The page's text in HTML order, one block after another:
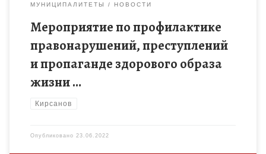
МУНИЦИПАЛИТЕТЫ НОВОСТИ
Мероприятие по профилактике
правонарушений, преступлений
и пропаганде здорового образа
жизни …
Кирсанов
Опубликовано 23.06.2022